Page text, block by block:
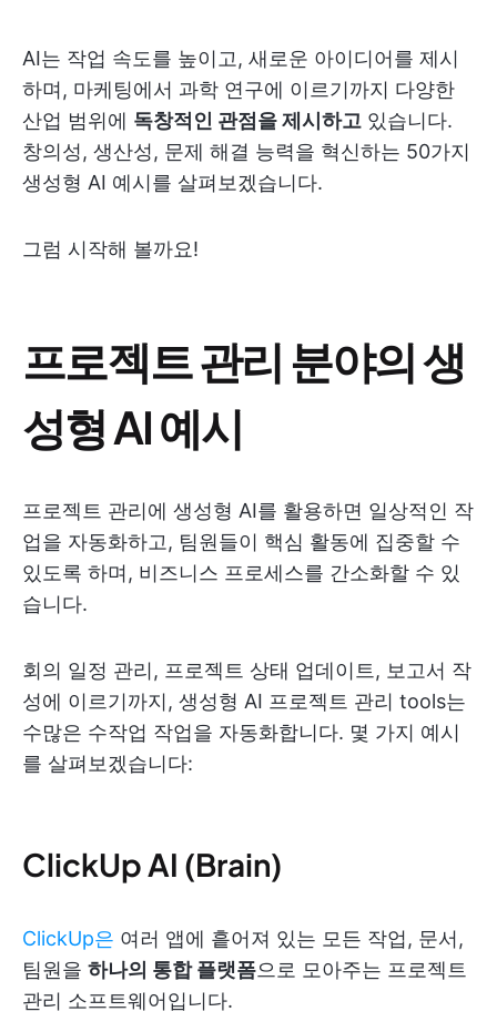
AI는 작업 속도를 높이고, 새로운 아이디어를 제시
하며, 마케팅에서 과학 연구에 이르기까지 다양한
산업 범위에 독창적인 관점을 제시하고 있습니다.
창의성, 생산성, 문제 해결 능력을 혁신하는 50가지
생성형 AI 예시를 살펴보겠습니다.
그럼 시작해 볼까요!
프로젝트 관리 분야의 생
성형 AI 예시
프로젝트 관리에 생성형 AI를 활용하면 일상적인 작
업을 자동화하고, 팀원들이 핵심 활동에 집중할 수
있도록 하며, 비즈니스 프로세스를 간소화할 수 있
습니다.
회의 일정 관리, 프로젝트 상태 업데이트, 보고서 작
성에 이르기까지, 생성형 AI 프로젝트 관리 tools는
수많은 수작업 작업을 자동화합니다. 몇 가지 예시
를 살펴보겠습니다:
ClickUp AI (Brain)
ClickUp은 여러 앱에 흩어져 있는 모든 작업, 문서,
팀원을 하나의 통합 플랫폼으로 모아주는 프로젝트
관리 소프트웨어입니다.